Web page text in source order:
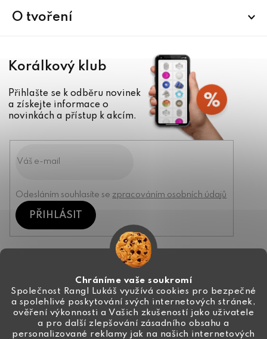
Chráníme vaše soukromí
Společnost Rangl Lukáš využívá cookies pro bezpečné
a spolehlivé poskytování svých internetových stránek,
ověření výkonnosti a Vašich zkušeností jako uživatele
a pro další zlepšování zásadního obsahu a
personalizované reklamy jak na našich internetových
O tvoření
Korálkový klub
Přihlašte se k odběru novinek
a získejte informace o
novinkách a přístup k akcím.
Odesláním souhlasíte se zpracováním osobních údajů
PŘIHLÁSIT
info@ceske-koralky.cz
+420 774 444 191